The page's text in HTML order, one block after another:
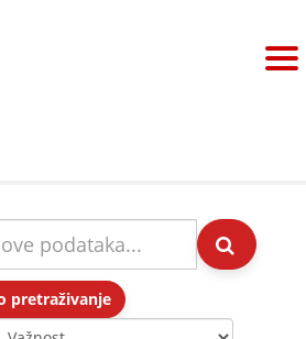
pretraživanje